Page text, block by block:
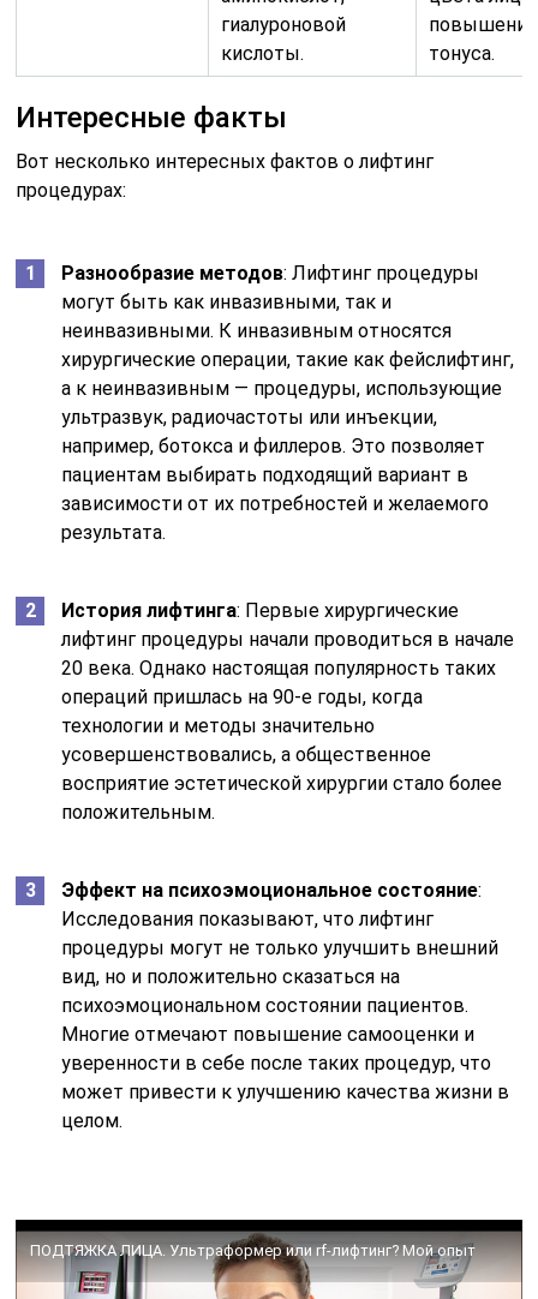
гиалуроновой
кислоты.
повышение
тонуса.
Интересные факты
Вот несколько интересных фактов о лифтинг
процедурах:
Разнообразие методов: Лифтинг процедуры
могут быть как инвазивными, так и
неинвазивными. К инвазивным относятся
хирургические операции, такие как фейслифтинг,
а к неинвазивным — процедуры, использующие
ультразвук, радиочастоты или инъекции,
например, ботокса и филлеров. Это позволяет
пациентам выбирать подходящий вариант в
зависимости от их потребностей и желаемого
результата.
История лифтинга: Первые хирургические
лифтинг процедуры начали проводиться в начале
20 века. Однако настоящая популярность таких
операций пришлась на 90-е годы, когда
технологии и методы значительно
усовершенствовались, а общественное
восприятие эстетической хирургии стало более
положительным.
Эффект на психоэмоциональное состояние:
Исследования показывают, что лифтинг
процедуры могут не только улучшить внешний
вид, но и положительно сказаться на
психоэмоциональном состоянии пациентов.
Многие отмечают повышение самооценки и
уверенности в себе после таких процедур, что
может привести к улучшению качества жизни в
целом.
ПОДТЯЖКА ЛИЦА. Ультраформер или rf-лифтинг? Мой опыт